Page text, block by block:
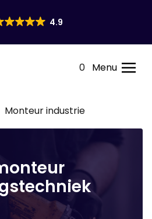
4.9
0 Menu
Monteur industrie